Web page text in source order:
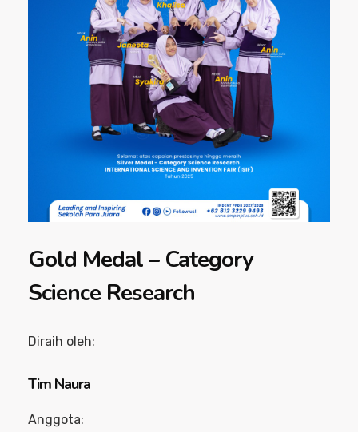
Gold Medal – Category
Science Research
Diraih oleh:
Tim Naura
Anggota: